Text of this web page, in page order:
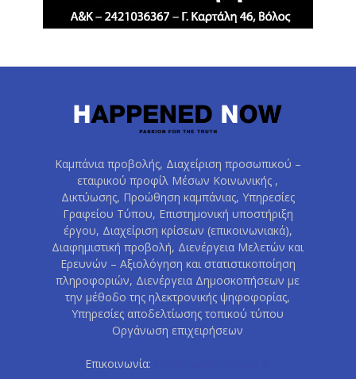
Καμπάνια προβολής, Διαχείριση προσωπικού –
εταιρικού προφίλ Μέσων Κοινωνικής ,
Δικτύωσης, Προώθηση καμπάνιας, Υπηρεσίες
Γραφείου Τύπου, Επιστημονική υποστήριξη
έργου, Διαχείριση κρίσεων (επικοινωνιακά),
Διαφημιστική προβολή, Διενέργεια Μελετών και
Ερευνών – Αξιολόγηση και στατιστικοποίηση
πληροφοριών, Διενέργεια Δημοσκοπήσεων με
την μέθοδο της ηλεκτρονικής ψηφοφορίας,
Υπηρεσίες αποδελτίωσης τοπικού τύπου
Οργάνωση επιχειρήσεων
Επικοινωνία: